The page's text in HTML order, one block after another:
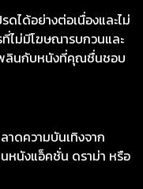
ได้อย่างต่อเนื่องและไม่
ไม่มีโฆษณารบกวนและ
ลินกับหนังที่คุณชื่นชอบ
าดความบันเทิงจาก
หนังแอ็คชั่น ดราม่า หรือ